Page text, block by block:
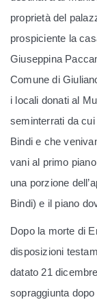
proprietà del
prospiciente la
Giuseppina
Comune di
i locali donati al
seminterrati da
Bindi e che
vani al primo
una porzione
Bindi) e il piano
Dopo la morte di
disposizioni
datato 21
sopraggiunta